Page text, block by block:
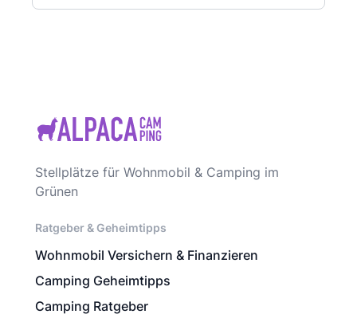
Stellplätze für Wohnmobil & Camping im
Grünen
Ratgeber & Geheimtipps
Wohnmobil Versichern & Finanzieren
Camping Geheimtipps
Camping Ratgeber